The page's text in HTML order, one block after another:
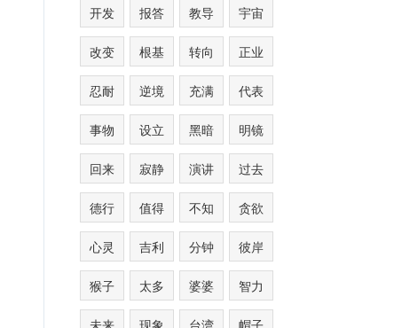
开发 报答 教导 宇宙
改变 根基 转向 正业
忍耐 逆境 充满 代表
事物 设立 黑暗 明镜
回来 寂静 演讲 过去
德行 值得 不知 贪欲
心灵 吉利 分钟 彼岸
猴子 太多 婆婆 智力
未来 现象 台湾 帽子